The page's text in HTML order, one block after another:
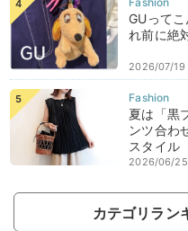
GUって
れ前に絶
2026/07/19
夏は「黒
ンツ合わ
スタイル
2026/06/25
カテゴリラン